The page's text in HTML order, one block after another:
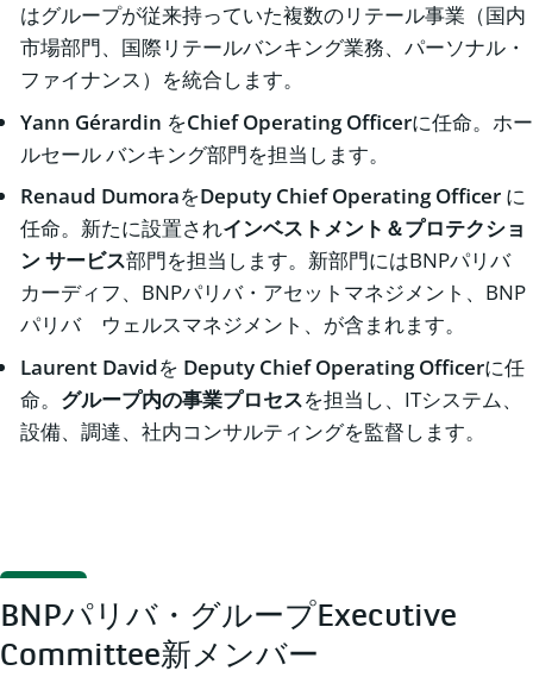
はグループが従来持っていた複数のリテール事業（国内
市場部門、国際リテールバンキング業務、パーソナル・
ファイナンス）を統合します。
Yann Gérardin をChief Operating Officerに任命。ホー
ルセール バンキング部門を担当します。
Renaud DumoraをDeputy Chief Operating Officer に
任命。新たに設置されインベストメント＆プロテクショ
ン サービス部門を担当します。新部門にはBNPパリバ
カーディフ、BNPパリバ・アセットマネジメント、BNP
パリバ ウェルスマネジメント、が含まれます。
Laurent Davidを Deputy Chief Operating Officerに任
命。 グループ内の事業プロセスを担当し、ITシステム、
設備、調達、社内コンサルティングを監督します。
BNPパリバ・グループExecutive
Committee新メンバー